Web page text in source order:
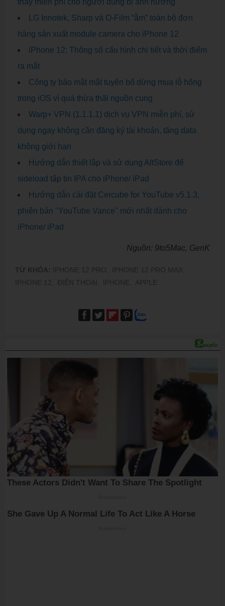
LG Innotek, Sharp và O-Film “ẵm” toàn bộ đơn
hàng sản xuất module camera cho iPhone 12
iPhone 12: Thông số cấu hình chi tiết và thời điểm
ra mắt
Công ty bảo mật mật tuyên bố dừng mua lỗ hổng
trong iOS vì quá thừa thãi nguồn cung
Warp+ VPN (1.1.1.1) dịch vụ VPN miễn phí, sử
dụng ngay không cần đăng ký tài khoản, tăng data
không giới hạn
Hướng dẫn thiết lập và sử dụng AltStore để
sideload tập tin IPA cho iPhone/ iPad
Hướng dẫn cài đặt Cercube for YouTube v5.1.3,
phiên bản ''YouTube Vance'' mới nhất dành cho
iPhone/ iPad
Nguồn: 9to5Mac, GenK
TỪ KHÓA: IPHONE 12 PRO,
IPHONE 12 PRO MAX,
IPHONE 12,
ĐIỆN THOẠI, IPHONE, APPLE